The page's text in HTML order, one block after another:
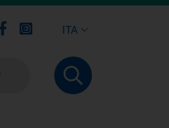
ITA
Facebook
Instagram